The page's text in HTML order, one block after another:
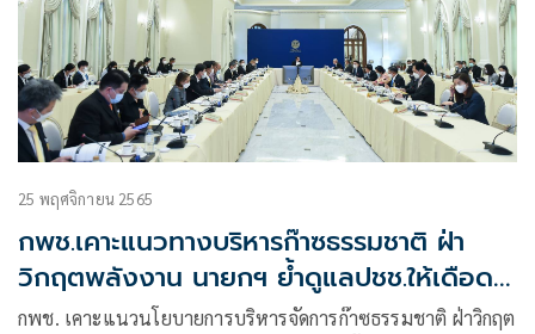
25 พฤศจิกายน 2565
กพช.เคาะแนวทางบริหารก๊าซธรรมชาติ ฝ่า
วิกฤตพลังงาน นายกฯ ย้ำดูแลปชช.ให้เดือด
ร้อนน้อยที่สุด
กพช. เคาะแนวนโยบายการบริหารจัดการก๊าซธรรมชาติ ฝ่าวิกฤต